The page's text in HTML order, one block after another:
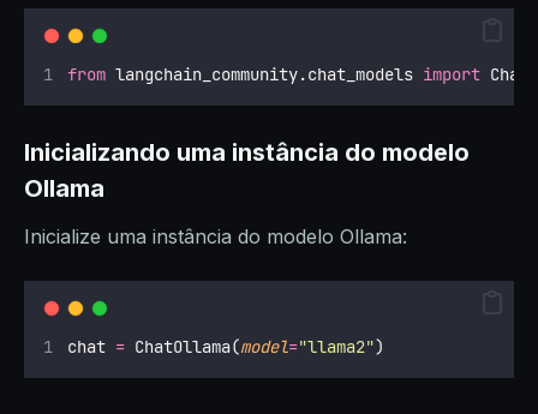
from langchain_community.chat_models import
Inicializando uma instância do modelo
Ollama
Inicialize uma instância do modelo Ollama:
chat = ChatOllama(model="llama2")